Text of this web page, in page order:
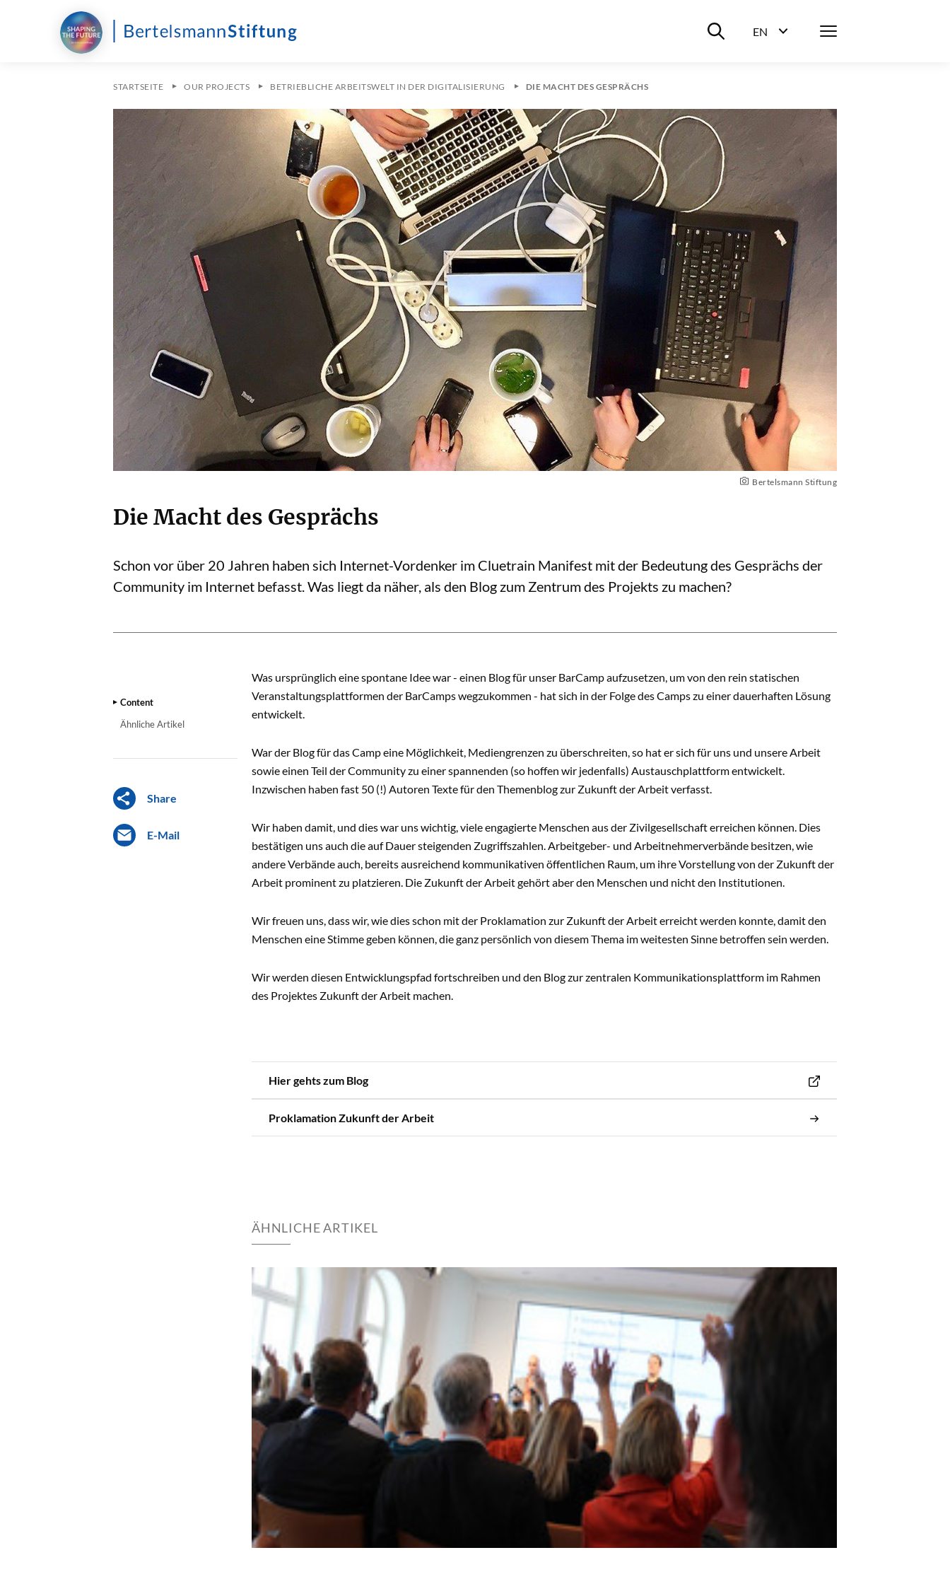
Suche ein-/ausblenden
EN
Menü
STARTSEITE OUR PROJECTS BETRIEBLICHE ARBEITSWELT IN DER DIGITALISIERUNG DIE MACHT DES GESPRÄCHS
Bertelsmann Stiftung
Die Macht des Gesprächs
Schon vor über 20 Jahren haben sich Internet-Vordenker im Cluetrain Manifest mit der Bedeutung des Gesprächs der
Community im Internet befasst. Was liegt da näher, als den Blog zum Zentrum des Projekts zu machen?
Content
Ähnliche Artikel
Share
E-Mail
CONTENT
Was ursprünglich eine spontane Idee war - einen Blog für unser BarCamp aufzusetzen, um von den rein statischen
Veranstaltungsplattformen der BarCamps wegzukommen - hat sich in der Folge des Camps zu einer dauerhaften Lösung
entwickelt.
War der Blog für das Camp eine Möglichkeit, Mediengrenzen zu überschreiten, so hat er sich für uns und unsere Arbeit
sowie einen Teil der Community zu einer spannenden (so hoffen wir jedenfalls) Austauschplattform entwickelt.
Inzwischen haben fast 50 (!) Autoren Texte für den Themenblog zur Zukunft der Arbeit verfasst.
Wir haben damit, und dies war uns wichtig, viele engagierte Menschen aus der Zivilgesellschaft erreichen können. Dies
bestätigen uns auch die auf Dauer steigenden Zugriffszahlen. Arbeitgeber- und Arbeitnehmerverbände besitzen, wie
andere Verbände auch, bereits ausreichend kommunikativen öffentlichen Raum, um ihre Vorstellung von der Zukunft der
Arbeit prominent zu platzieren. Die Zukunft der Arbeit gehört aber den Menschen und nicht den Institutionen.
Wir freuen uns, dass wir, wie dies schon mit der Proklamation zur Zukunft der Arbeit erreicht werden konnte, damit den
Menschen eine Stimme geben können, die ganz persönlich von diesem Thema im weitesten Sinne betroffen sein werden.
Wir werden diesen Entwicklungspfad fortschreiben und den Blog zur zentralen Kommunikationsplattform im Rahmen
des Projektes Zukunft der Arbeit machen.
Hier gehts zum Blog
Proklamation Zukunft der Arbeit
ÄHNLICHE ARTIKEL